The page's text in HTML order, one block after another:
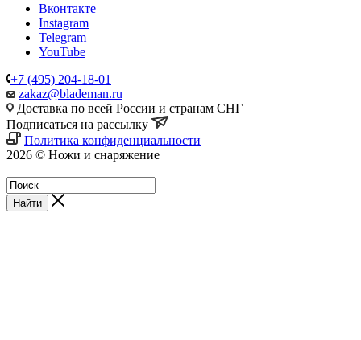
Вконтакте
Instagram
Telegram
YouTube
+7 (495) 204-18-01
zakaz@blademan.ru
Доставка по всей России и странам СНГ
Подписаться на рассылку
Политика конфиденциальности
2026 © Ножи и снаряжение
Найти